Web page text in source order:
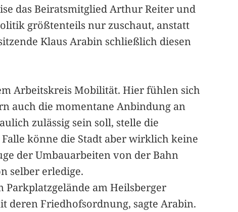
das Beiratsmitglied Arthur Reiter und
größtenteils nur zuschaut, anstatt
Klaus Arabin schließlich diesen
Arbeitskreis Mobilität. Hier fühlen sich
auch die momentane Anbindung an
zulässig sein soll, stelle die
könne die Stadt aber wirklich keine
der Umbauarbeiten von der Bahn
selber erledige.
am Heilsberger
deren Friedhofsordnung, sagte Arabin.